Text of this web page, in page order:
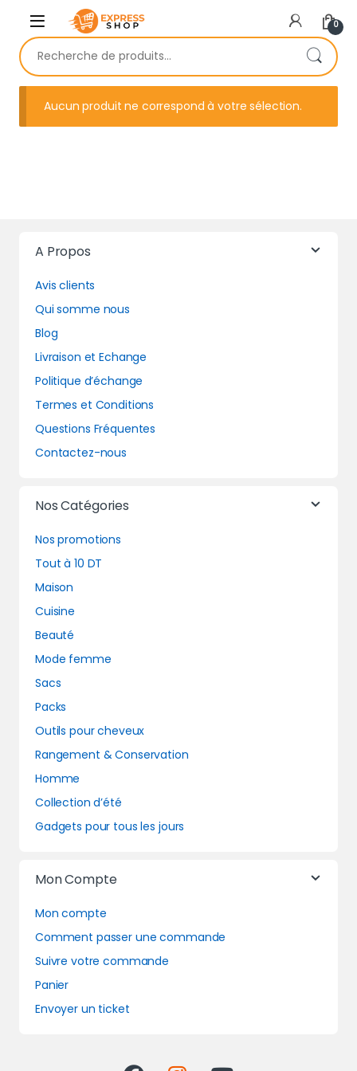
Skip to navigation
Skip to content
0
Recherche pour :
Aucun produit ne correspond à votre sélection.
A Propos
Avis clients
Qui somme nous
Blog
Livraison et Echange
Politique d’échange
Termes et Conditions
Questions Fréquentes
Contactez-nous
Nos Catégories
Nos promotions
Tout à 10 DT
Maison
Cuisine
Beauté
Mode femme
Sacs
Packs
Outils pour cheveux
Rangement & Conservation
Homme
Collection d’été
Gadgets pour tous les jours
Mon Compte
Mon compte
Comment passer une commande
Suivre votre commande
Panier
Envoyer un ticket